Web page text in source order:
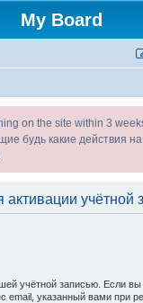
My Board
on the site within 3
будь какие действия
учётной
учётной записью. Если вы
email, указанный вами при